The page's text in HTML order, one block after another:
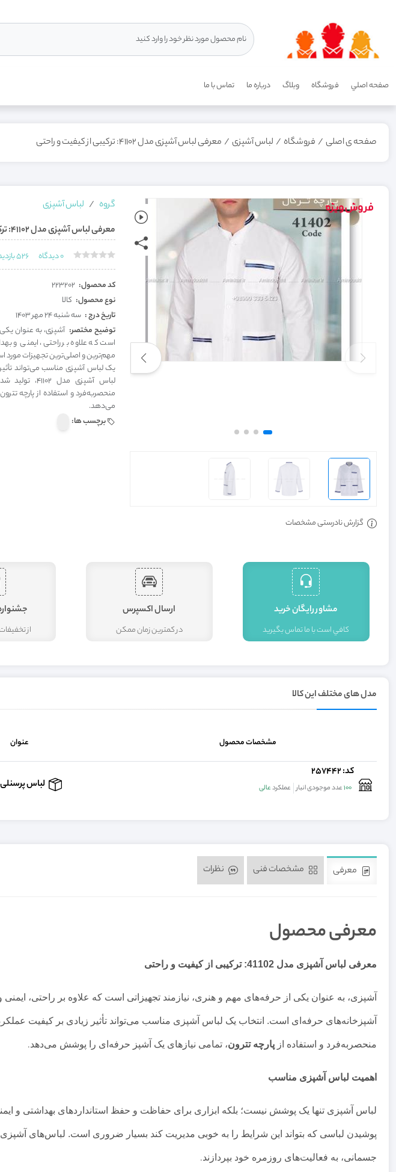
صفحه اصلي فروشگاه وبلاگ درباره ما تماس با ما
صفحه ی اصلی / فروشگاه / لباس آشپزی / معرفی لباس آشپزی مدل 41102: ترکیبی از کیفیت و راحتی
گزارش نادرستی مشخصات
گروه
لباس آشپزی
معرفی لباس آشپزی مدل 41102: ترکیبی از کیفیت و راحتی
0دیدگاه 526
کد محصول: 223202
نوع محصول: کالا
تاریخ درج : سه شنبه 24 مهر 1403
توضیح مختصر: آشپزی، به عنوان
است که علاوه بر راحتی، ایمنی و
مهم‌ترین و اصلی‌ترین تجهیزات مورد
یک لباس آشپزی مناسب می‌تواند
لباس آشپزی
منحصربه‌فرد و استفاده از پارچه
می‌دهد.
برچسب ها:
مشاور رايگان خريد
کافي است با ما تماس بگيريد
ارسال اکسپرس
در کمترين زمان ممکن از
مدل های مختلف این کالا
مشخصات محصول عنوان
کد: 257442
100عدد موجودی انبار عملکردعالی لباس
معرفی
معرفی محصول
معرفی لباس آشپزی مدل 41102: ترکیبی از کیفیت و راحتی
آشپزی، به عنوان یکی از حرفه‌های مهم و هنری، نیازمند تجهیزاتی است که علاوه بر راحتی،
آشپزخانه‌های حرفه‌ای است. انتخاب یک لباس آشپزی مناسب می‌تواند تأثیر زیادی بر کیفیت عملکرد آشپز داشته
منحصربه‌فرد و استفاده از پارچه تترون، تمامی نیازهای یک آشپز حرفه‌ای را پوشش می‌دهد.
اهمیت لباس آشپزی مناسب
لباس آشپزی تنها یک پوشش نیست؛ بلکه ابزاری برای حفاظت و حفظ استانداردهای بهداشتی و
پوشیدن لباسی که بتواند این شرایط را به خوبی مدیریت کند بسیار ضروری است. لباس‌های آشپزی
جسمانی، به فعالیت‌های روزمره خود بپردازند.